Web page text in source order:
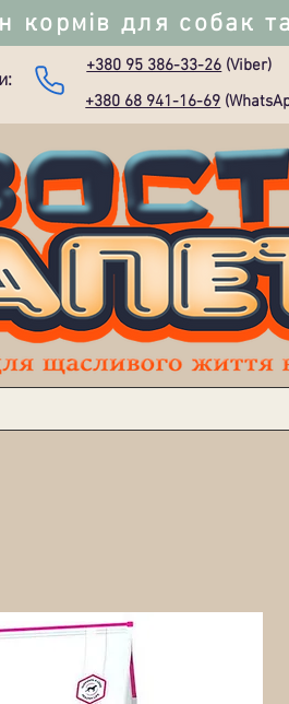
кормів для собак
+380 95 386-33-26 (Viber)
+380 68 941-16-69